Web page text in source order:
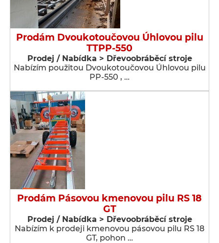
Prodám Dvoukotoučovou Úhlovou pilu
TTPP-550
Prodej / Nabídka > Dřevoobráběcí stroje
Nabízím použitou Dvoukotoučovou Úhlovou pilu
PP-550 , …
Prodám Pásovou kmenovou pilu RS 18
GT
Prodej / Nabídka > Dřevoobráběcí stroje
Nabízím k prodeji kmenovou pásovou pilu RS 18
GT, pohon …